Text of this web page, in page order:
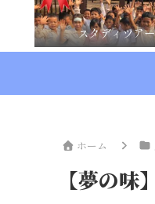
スタディツアー
ホーム
【夢の